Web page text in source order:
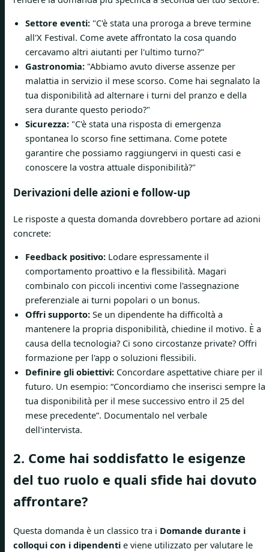
Settore eventi: "C'è stata una proroga a breve termine
all'X Festival. Come avete affrontato la cosa quando
cercavamo altri aiutanti per l'ultimo turno?"
Gastronomia: "Abbiamo avuto diverse assenze per
malattia in servizio il mese scorso. Come hai segnalato la
tua disponibilità ad alternare i turni del pranzo e della
sera durante questo periodo?"
Sicurezza: "C'è stata una risposta di emergenza
spontanea lo scorso fine settimana. Come potete
garantire che possiamo raggiungervi in ​​questi casi e
conoscere la vostra attuale disponibilità?"
Derivazioni delle azioni e follow-up
Le risposte a questa domanda dovrebbero portare ad azioni
concrete:
Feedback positivo: Lodare espressamente il
comportamento proattivo e la flessibilità. Magari
combinalo con piccoli incentivi come l'assegnazione
preferenziale ai turni popolari o un bonus.
Offri supporto: Se un dipendente ha difficoltà a
mantenere la propria disponibilità, chiedine il motivo. È a
causa della tecnologia? Ci sono circostanze private? Offri
formazione per l'app o soluzioni flessibili.
Definire gli obiettivi: Concordare aspettative chiare per il
futuro. Un esempio: “Concordiamo che inserisci sempre la
tua disponibilità per il mese successivo entro il 25 del
mese precedente”. Documentalo nel verbale
dell'intervista.
2. Come hai soddisfatto le esigenze
del tuo ruolo e quali sfide hai dovuto
affrontare?
Questa domanda è un classico tra i Domande durante i
colloqui con i dipendenti e viene utilizzato per valutare le